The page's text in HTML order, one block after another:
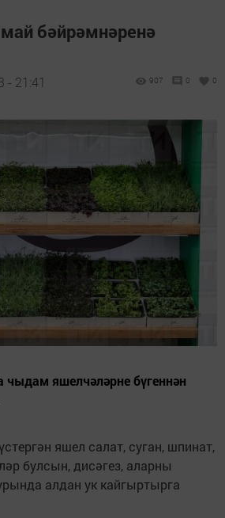
бәйрәмнәренә
- 21:41 907 0 0
чыдам яшелчәләрне бүгеннән
яшел салат, суган, шпинат,
булсын, дисәгез, аларны
алдан ук кайгыртырга